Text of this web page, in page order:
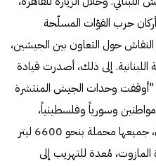
حرب القوّات المسلّحة
حول التعاون بين الجيشين،
إلى ذلك، أصدرت قيادة
"أوقفت وحدات الجيش المنتشرة
في البقاع والشمال، أول من أمس، 7 مواطنين وسورياً وفلسطينياً،
وضبطت ثلاث سيارات وآلية نوع فان، جميعها محملة بنحو 6600 ليتر
ليتر من مادة المازوت، مُعدة للتهريب إلى